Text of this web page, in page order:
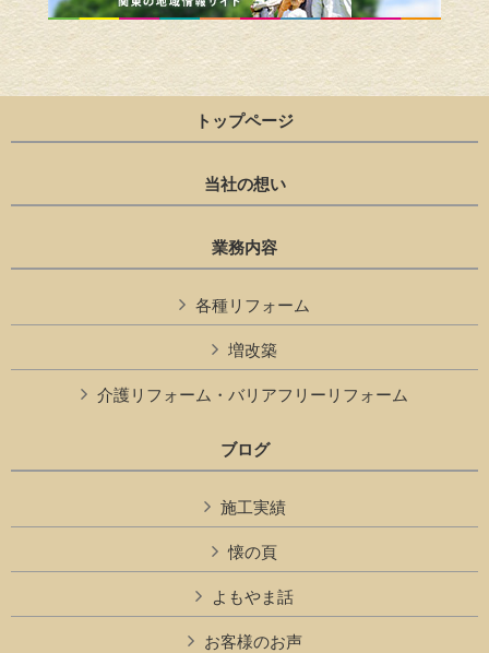
トップページ
当社の想い
業務内容
各種リフォーム
増改築
介護リフォーム・バリアフリーリフォーム
ブログ
施工実績
懐の頁
よもやま話
お客様のお声